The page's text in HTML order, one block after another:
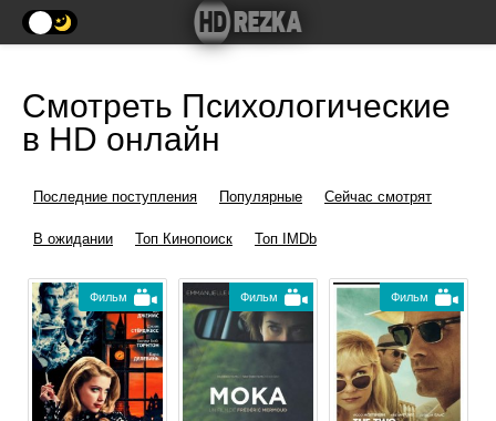
Смотреть Психологические
в HD онлайн
Последние поступления Популярные Сейчас смотрят
В ожидании Топ Кинопоиск Топ IMDb
Фильм Фильм Фильм